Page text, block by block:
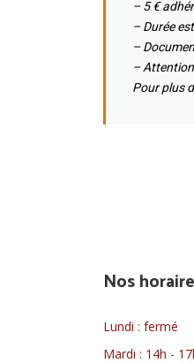
– 5 €
– Durée
–
–
Pour plus
Nos
Lundi : fermé
Mardi : 14h -